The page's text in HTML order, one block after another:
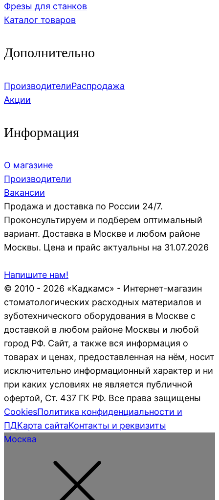
Фрезы для станков
Каталог товаров
Дополнительно
ПроизводителиРаспродажа
Акции
Информация
О магазине
Производители
Вакансии
Продажа и доставка по России 24/7.
Проконсультируем и подберем оптимальный
вариант. Доставка в Москве и любом районе
Москвы. Цена и прайс актуальны на 31.07.2026
Напишите нам!
© 2010 - 2026 «Кадкамс» - Интернет-магазин
стоматологических расходных материалов и
зуботехнического оборудования в Москве с
доставкой в любом районе Москвы и любой
город РФ. Сайт, а также вся информация о
товарах и ценах, предоставленная на нём, носит
исключительно информационный характер и ни
при каких условиях не является публичной
офертой, Ст. 437 ГК РФ. Все права защищены
CookiesПолитика конфиденциальности и
ПДКарта сайтаКонтакты и реквизиты
Москва